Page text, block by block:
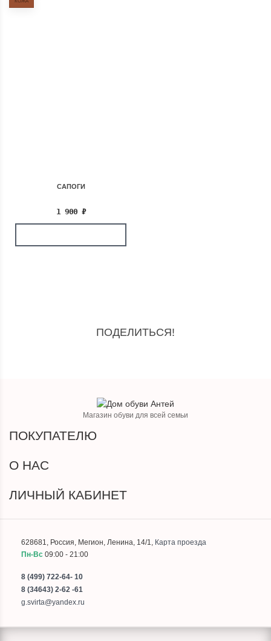
САПОГИ
1 900 ₽
ПОДЕЛИТЬСЯ!
Магазин обуви для всей семьи
ПОКУПАТЕЛЮ
О НАС
ЛИЧНЫЙ КАБИНЕТ
628681 Россия Мегион Ленина, 14/1
Карта проезда
Пн-Вс 09:00 - 21:00
8 (499) 722-64- 10
8 (34643) 2-62 -61
g.svirta@yandex.ru